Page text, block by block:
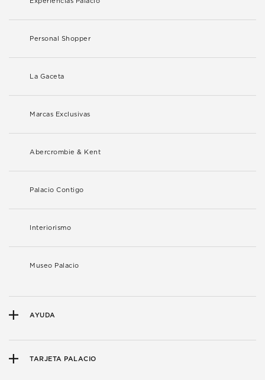
Personal Shopper
La Gaceta
Marcas Exclusivas
Abercrombie & Kent
Palacio Contigo
Interiorismo
Museo Palacio
AYUDA
TARJETA PALACIO